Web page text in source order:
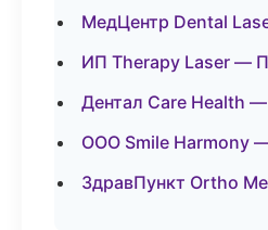
МедЦентр Dental
ИП Therapy Laser —
Дентал Care Health
ООО Smile Harmony
ЗдравПункт Ortho